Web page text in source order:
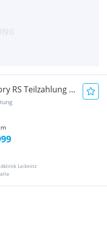
RS Teilzahlung €
Leibnitz